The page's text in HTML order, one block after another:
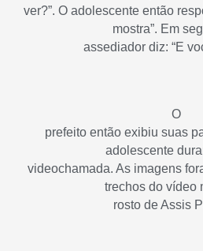
ver?”. O adolescente então
mostra”. Em
assediador diz: “E
O
prefeito então exibiu suas
adolescente
videochamada. As imagens
trechos do vídeo
rosto de Assis